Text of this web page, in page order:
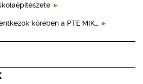
körében a PTE MIK…